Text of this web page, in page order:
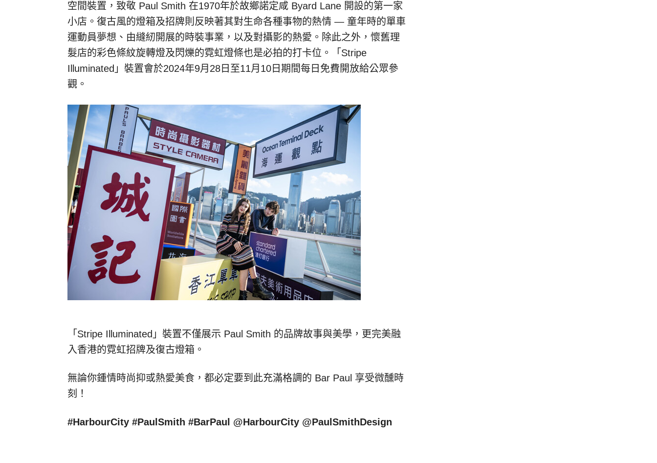
空間裝置，致敬 Paul Smith 在1970年於故鄉諾定咸 Byard Lane 開設的第一家
小店。復古風的燈箱及招牌則反映著其對生命各種事物的熱情 — 童年時的單車
運動員夢想、由縫紉開展的時裝事業，以及對攝影的熱愛。除此之外，懷舊理
髮店的彩色條紋旋轉燈及閃爍的霓虹燈條也是必拍的打卡位。「Stripe
Illuminated」裝置會於2024年9月28日至11月10日期間每日免費開放給公眾參
觀。
「Stripe Illuminated」裝置不僅展示 Paul Smith 的品牌故事與美學，更完美融
入香港的霓虹招牌及復古燈箱。
無論你鍾情時尚抑或熱愛美食，都必定要到此充滿格調的 Bar Paul 享受微醺時
刻！
#HarbourCity #PaulSmith #BarPaul @HarbourCity @PaulSmithDesign